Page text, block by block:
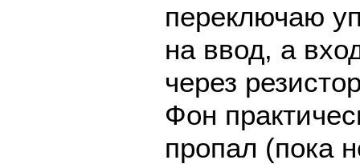
переключаю
на ввод, а
через
Фон
пропал (пока